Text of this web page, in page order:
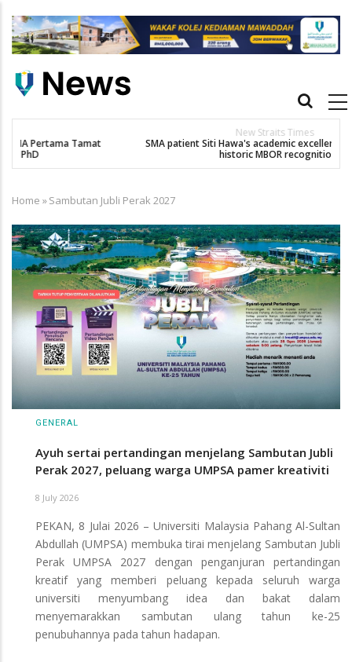
main
Main
SMA patient Siti Hawa's academic excellence to PhD earns
historic MBOR recognitio
Breadcrumb
Home »Sambutan Jubli Perak 2027
GENERAL
Ayuh sertai pertandingan menjelang Sambutan Jubli
Perak 2027, peluang warga UMPSA pamer kreativiti
8 July 2026
PEKAN, 8 Julai 2026 – Universiti Malaysia Pahang Al-Sultan
Abdullah (UMPSA) membuka tirai menjelang Sambutan Jubli
Perak UMPSA 2027 dengan penganjuran pertandingan
kreatif yang memberi peluang kepada seluruh warga
universiti menyumbang idea dan bakat dalam
menyemarakkan sambutan ulang tahun ke-25
penubuhannya pada tahun hadapan.